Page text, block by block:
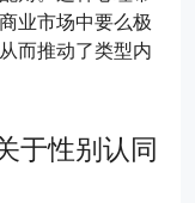
业市场中要么极
而推动了类型内
于性别认同